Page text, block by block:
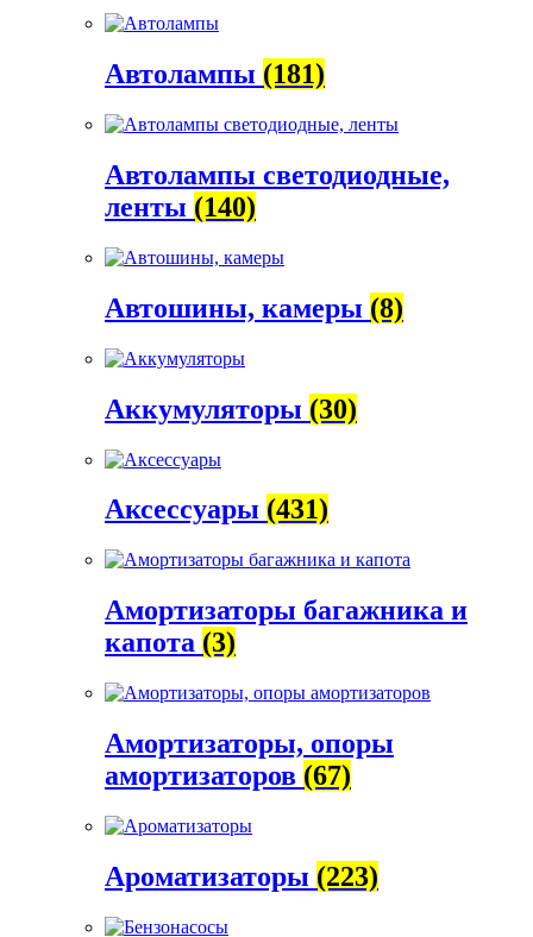
Автолампы (181)
Автолампы светодиодные,
ленты (140)
Автошины, камеры (8)
Аккумуляторы (30)
Аксессуары (431)
Амортизаторы багажника и
капота (3)
Амортизаторы, опоры
амортизаторов (67)
Ароматизаторы (223)